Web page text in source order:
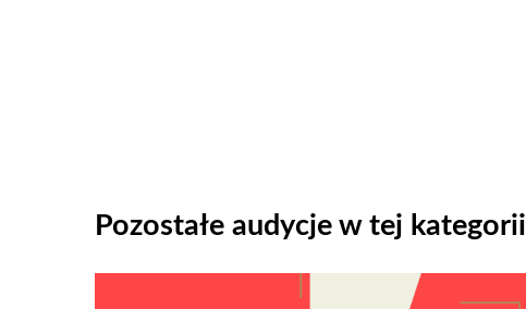
Pozostałe audycje w tej kategorii